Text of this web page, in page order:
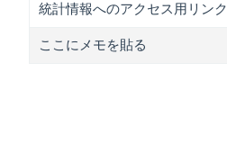
統計情報へのアクセス用リンク
ここにメモを貼る